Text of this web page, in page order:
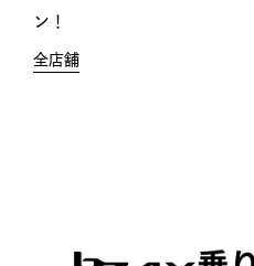
ン！
全店舗